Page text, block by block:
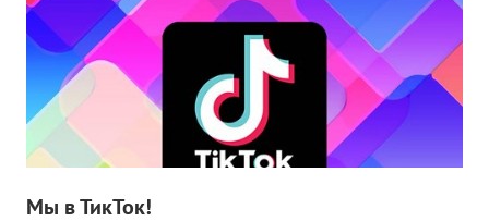
О школе Теософии
Открытая школа теософии
Фотоматериалы
Видео
Мы в ТикТок!